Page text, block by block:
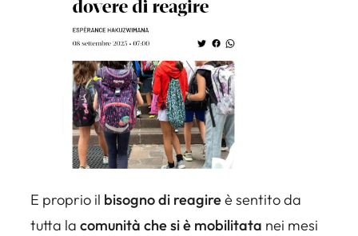
E proprio il bisogno di reagireè sentito da
tutta la comunità che si è mobilitata nei mesi